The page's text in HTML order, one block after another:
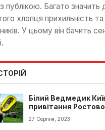
публікою. Багато значить
хлопця прихильність
У цьому він бачить
Білий Ведмедик
привітання
на свято?
27 Серпня, 2023